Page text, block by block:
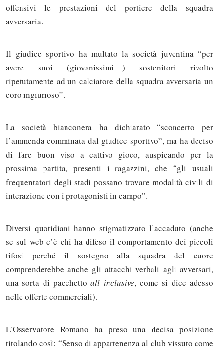
offensivi le prestazioni del portiere della squadra
avversaria.
Il giudice sportivo ha multato la società juventina “per
avere suoi (giovanissimi…) sostenitori rivolto
ripetutamente ad un calciatore della squadra avversaria un
coro ingiurioso”.
La società bianconera ha dichiarato “sconcerto per
l’ammenda comminata dal giudice sportivo”, ma ha deciso
di fare buon viso a cattivo gioco, auspicando per la
prossima partita, presenti i ragazzini, che “gli usuali
frequentatori degli stadi possano trovare modalità civili di
interazione con i protagonisti in campo”.
Diversi quotidiani hanno stigmatizzato l’accaduto (anche
se sul web c’è chi ha difeso il comportamento dei piccoli
tifosi perché il sostegno alla squadra del cuore
comprenderebbe anche gli attacchi verbali agli avversari,
una sorta di pacchettoall inclusive, come si dice adesso
nelle offerte commerciali).
L’Osservatore Romano ha preso una decisa posizione
titolando così: “Senso di appartenenza al club vissuto come